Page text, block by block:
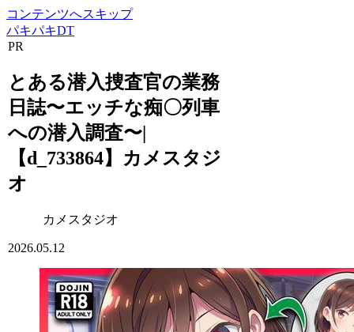
コンテンツへスキップ
パキパキDT
PR
とある潜入捜査官の業務
日誌〜エッチな痴〇列車
への潜入調査〜|
【d_733864】カメスタジ
オ
カメスタジオ
2026.05.12